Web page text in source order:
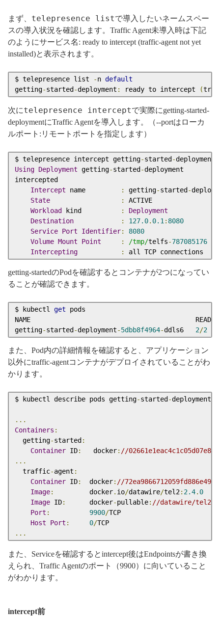
まず、 telepresence listで導入したいネームスペー
スの導入状況を確認します。Traffic Agent未導入時は下記
のようにサービス名: ready to intercept (traffic-agent not yet
installed)と表示されます。
$ telepresence list -n default
getting-started -deployment : ready to intercept (
次にtelepresence interceptで実際にgetting-started-
deploymentにTraffic Agentを導入します。（--portはローカ
ルポート:リモートポートを指定します）
$ telepresence intercept getting-started-deployment
Using Deployment getting-started-deployment
intercepted
Intercept name : getting-started-
State
:
ACTIVE
Workload kind :
Deployment
Destination
: 127.0. 0.1 : 8080
Service Port Identifier:
8080
Volume Mount Point : /tmp/telfs-787085176
Intercepting
: all TCP connections
getting-startedのPodを確認するとコンテナが2つになってい
ることが確認できます。
$ kubectl get pods
NAME                                          READY
getting-started -deployment-5dbb8f4964-ddls6 2/2
また、Pod内の詳細情報を確認すると、アプリケーション
以外にtraffic-agentコンテナがデプロイされていることがわ
かります。
$ kubectl describe pods getting-started -deployment
...
Containers :
  getting
-started :
Container ID:
   docker
: //
...
  traffic
-agent :
Container ID:
  docker
: //
Image:
         docker
. io/datawire/tel2: 2.4. 0
Image ID:
      docker
-pullable: //datawire/
Port : 9900/TCP
Host
Port : 0/
...
また、Serviceを確認するとintercept後はEndpointsが書き換
えられ、Traffic Agentのポート（9900）に向いていること
がわかります。
intercept前